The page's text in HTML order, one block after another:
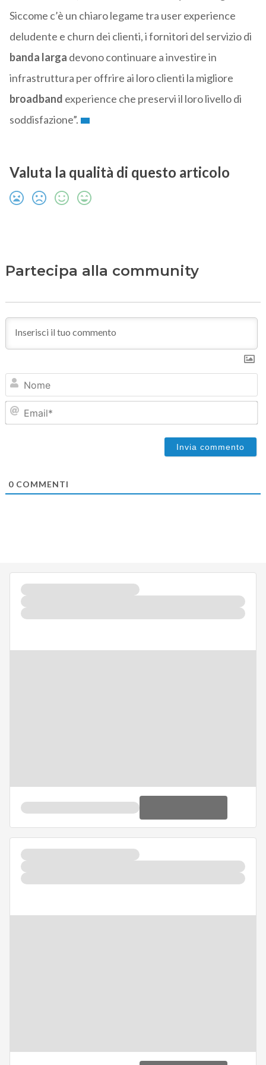
Siccome c’è un chiaro legame tra user experience
deludente e churn dei clienti, i fornitori del servizio di
banda larga devono continuare a investire in
infrastruttura per offrire ai loro clienti la migliore
broadband experience che preservi il loro livello di
soddisfazione”.
Valuta la qualità di questo articolo
Partecipa alla community
0COMMENTI